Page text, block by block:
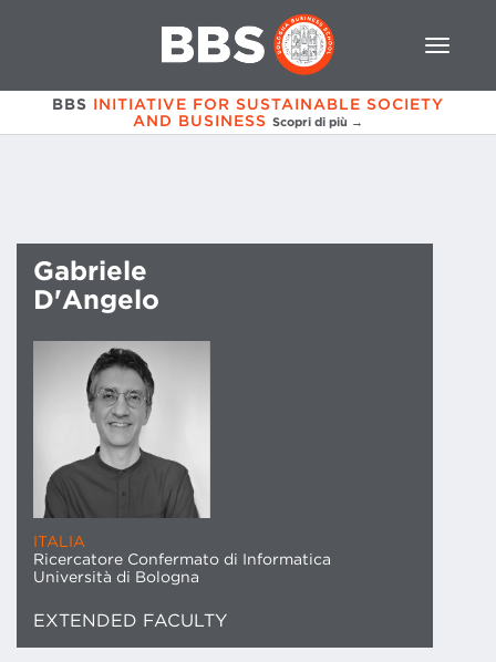
BBS INITIATIVE FOR SUSTAINABLE SOCIETY
AND BUSINESS Scopri di più →
Gabriele
D'Angelo
ITALIA
Ricercatore Confermato di Informatica
Università di Bologna
EXTENDED FACULTY